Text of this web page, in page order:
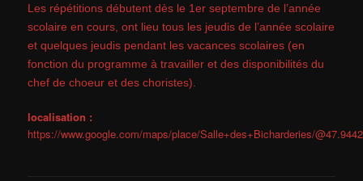
Les répétitions débutent dès le 1er septembre de l’année
scolaire en cours, ont lieu tous les jeudis de l’année scolaire
et quelques jeudis pendant les vacances scolaires (en
fonction du programme à travailler et des disponibilités du
chef de choeur et des choristes).
localisation :
https://www.google.com/maps/place/Salle+des+Bicharderies/